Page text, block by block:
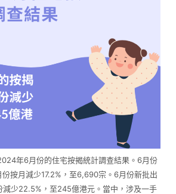
年6月份的住宅按揭統計調查結果。6月份
按月減少17.2%，至6,690宗。6月份新批出
減少22.5%，至245億港元。當中，涉及一手